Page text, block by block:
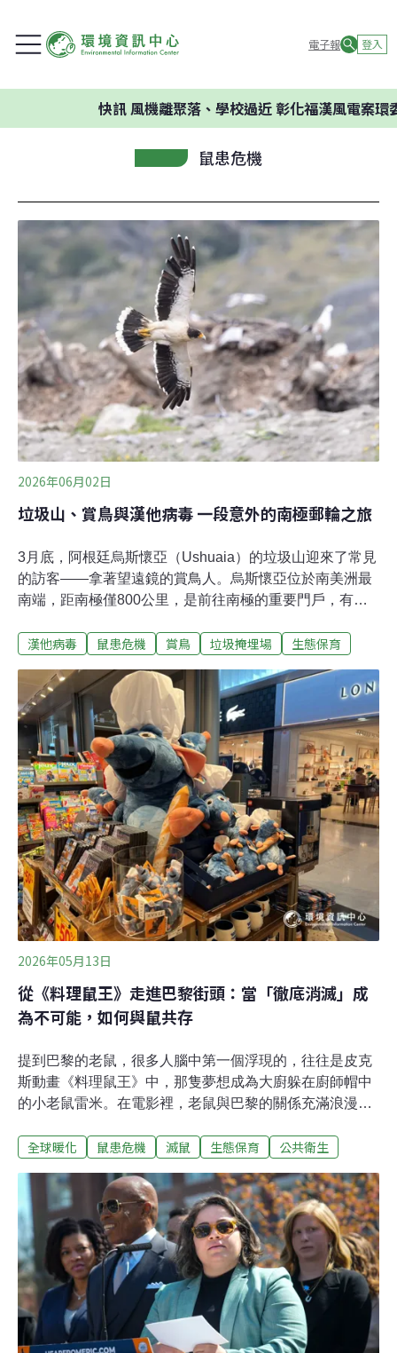
電子報 登入
風機離聚落、學校過近 彰化福漢風電案環委建
鼠患危機
2026年06月02日
垃圾山、賞鳥與漢他病毒 一段意外的南極郵輪之旅
3月底，阿根廷烏斯懷亞（Ushuaia）的垃圾山迎來了常見
的訪客——拿著望遠鏡的賞鳥人。烏斯懷亞位於南美洲最
南端，距南極僅800公里，是前往南極的重要門戶，有
不絕。他們最嚮往的地方之一，是城郊一處氣味刺鼻的垃
（White-throated Caracara）。牠有另一個名字：達爾文
巨隼（Darwin's Caracara）。1830年代，年輕的達爾文搭
乘小獵犬號遠航，在巴塔哥尼亞採集到這種猛禽的標本，
之後由英國鳥類學家古爾德（John Gould）鑑定命名。這
種巨隼帶著黑白分明的漂亮羽衣，卻喜歡出沒在垃圾場和
農耕地，和其他幾種巨隼一起翻找腐食，與猛禽的威嚴形
象形成反差。
漢他病毒 鼠患危機 賞鳥 垃圾掩埋場 生態保育
2026年05月13日
從《料理鼠王》走進巴黎街頭：當「徹底消滅」成
為不可能，如何與鼠共存
提到巴黎的老鼠，很多人腦中第一個浮現的，往往是皮克
斯動畫《料理鼠王》中，那隻夢想成為大廚躲在廚師帽中
的小老鼠雷米。在電影裡，老鼠與巴黎的關係充滿浪漫與
的城市治理挑戰。不管是搭乘地鐵，在公園野餐，或是塞
動，有時還能看見一整個家族。對許多巴黎人來說，這樣
的畫面早已不是罕見現象，甚至逐漸被視為「習以為常」
的存在。根據多方估計，現今巴黎的老鼠數量可能高達約
400萬至600萬隻，巴黎市區人口約210萬，大都會區約
1200萬，有人開玩笑說：「巴黎一人可以養兩隻老鼠」。
全球暖化 鼠患危機 滅鼠 生態保育 公共衛生